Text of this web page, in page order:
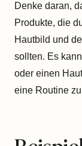
Denke daran,
Produkte, die
Hautbild und
sollten. Es
oder einen
eine Routine